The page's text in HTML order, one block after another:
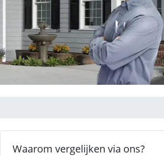
Waarom vergelijken via ons?